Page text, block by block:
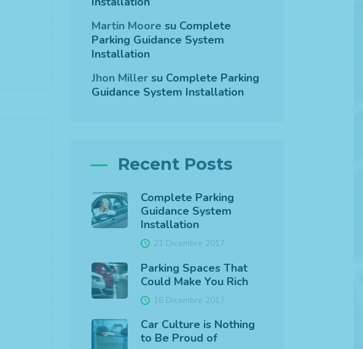
Martin Moore su Complete
Parking Guidance System
Installation
Jhon Millersu Complete Parking
Guidance System Installation
Recent Posts
Complete Parking
Guidance System
Installation
21 Dicembre 2017
Parking Spaces That
Could Make You Rich
16 Dicembre 2017
Car Culture is Nothing
to Be Proud of